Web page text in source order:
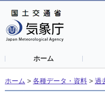
ホーム
ホーム > 各種データ・資料 > 過